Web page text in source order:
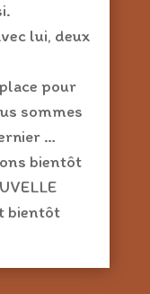
lui, deux
pour
sommes
…
bientôt
bientôt